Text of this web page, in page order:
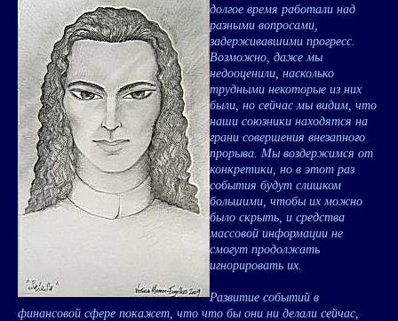
долгое время работали над
разными вопросами,
задерживавшими прогресс.
Возможно, даже мы
недооценили, насколько
трудными некоторые из них
были, но сейчас мы видим, что
наши союзники находятся на
грани совершения внезапного
прорыва. Мы воздержимся от
конкретики, но в этот раз
события будут слишком
большими, чтобы их можно
было скрыть, и средства
массовой информации не
смогут продолжать
игнорировать их.
Развитие событий в
финансовой сфере покажет, что что бы они ни делали сейчас,